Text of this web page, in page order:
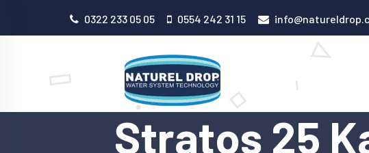
0322 233 05 05 0554 242 31 15
Stratos 25